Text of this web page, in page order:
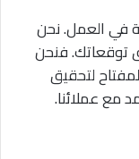
في العمل. نحن
توقعاتك. فنحن
لتحقيق
مع عملائنا.